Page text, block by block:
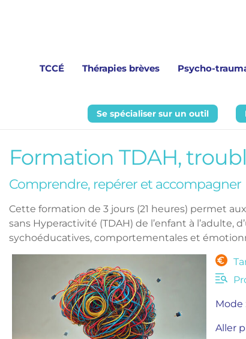
TCCÉ Thérapies brèves Psycho-
Se spécialiser sur un outil
Formation TDAH,
Comprendre, repérer et accompagner
Cette formation de 3 jours (21 heures) permet aux
sans Hyperactivité (TDAH) de l’enfant à
sychoéducatives, comportementales et
Mode
Aller